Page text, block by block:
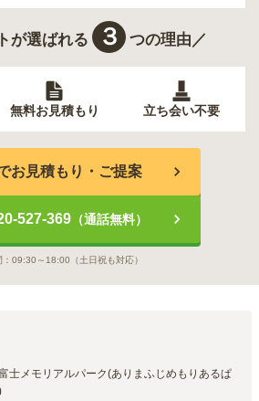
が選ばれる ３ つの理由／
無料お見積もり 立ち会い不要
お見積もり・ご提案
527-369（通話無料）
09:30～18:00 （土日祝も対応）
士メモリアルパーク(ありまふじめもりあるぱ